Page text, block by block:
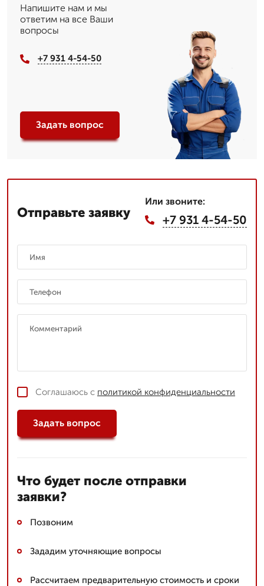
Напишите нам и мы
ответим на все Ваши
вопросы
+7 931 4-54-50
Задать вопрос
Отправьте заявку
Или звоните:
+7 931 4-54-50
Соглашаюсь с политикой конфиденциальности
Задать вопрос
Что будет после отправки
заявки?
Позвоним
Зададим уточняющие вопросы
Рассчитаем предварительную стоимость и сроки